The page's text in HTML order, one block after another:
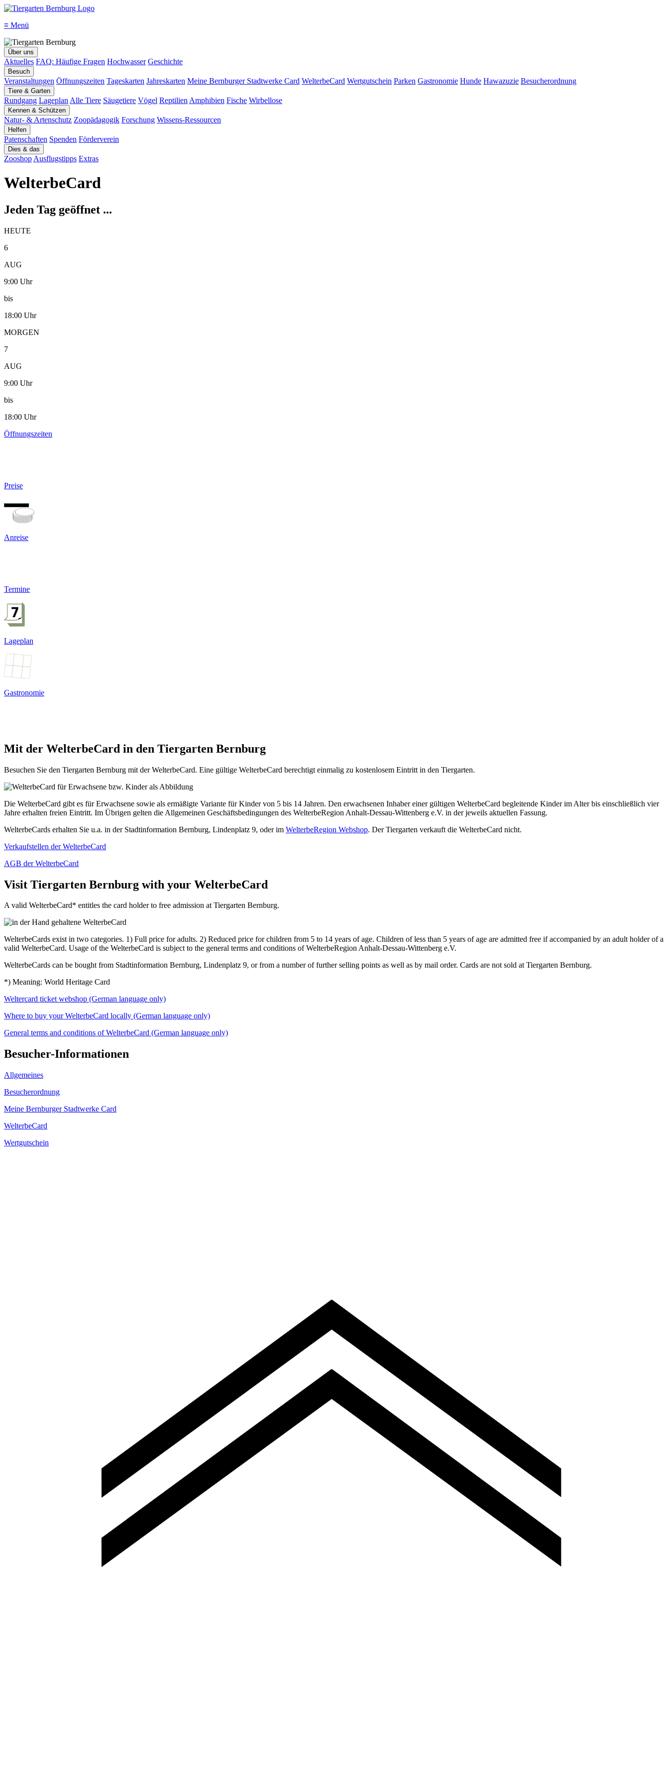
≡ Menü
Über uns
Aktuelles FAQ: Häufige Fragen Hochwasser Geschichte
Besuch
Veranstaltungen Öffnungszeiten Tageskarten Jahreskarten Meine Bernburger Stadtwerke Card WelterbeCard Wertgutschein Parken Gastronomie Hunde Hawazuzie Besucherordnung
Tiere & Garten
Rundgang Lageplan Alle Tiere Säugetiere Vögel Reptilien Amphibien Fische Wirbellose
Kennen & Schützen
Natur- & Artenschutz Zoopädagogik Forschung Wissens-Ressourcen
Helfen
Patenschaften Spenden Förderverein
Dies & das
Zooshop Ausflugstipps Extras
WelterbeCard
Jeden Tag geöffnet ...
HEUTE
6
AUG
9:00 Uhr
bis
18:00 Uhr
MORGEN
7
AUG
9:00 Uhr
bis
18:00 Uhr
Öffnungszeiten
Preise
Anreise
Termine
Lageplan
Gastronomie
Mit der WelterbeCard in den Tiergarten Bernburg
Besuchen Sie den Tiergarten Bernburg mit der WelterbeCard. Eine gültige WelterbeCard berechtigt einmalig zu kostenlosem Eintritt in den Tiergarten.
Die WelterbeCard gibt es für Erwachsene sowie als ermäßigte Variante für Kinder von 5 bis 14 Jahren. Den erwachsenen Inhaber einer gültigen WelterbeCard begleitende Kinder im Alter bis einschließlich vier
Jahre erhalten freien Eintritt. Im Übrigen gelten die Allgemeinen Geschäftsbedingungen des WelterbeRegion Anhalt-Dessau-Wittenberg e.V. in der jeweils aktuellen Fassung.
WelterbeCards erhalten Sie u.a. in der Stadtinformation Bernburg, Lindenplatz 9, oder im WelterbeRegion Webshop. Der Tiergarten verkauft die WelterbeCard nicht.
Verkaufstellen der WelterbeCard
AGB der WelterbeCard
Visit Tiergarten Bernburg with your WelterbeCard
A valid WelterbeCard* entitles the card holder to free admission at Tiergarten Bernburg.
WelterbeCards exist in two categories. 1) Full price for adults. 2) Reduced price for children from 5 to 14 years of age. Children of less than 5 years of age are admitted free if accompanied by an adult holder of a
valid WelterbeCard. Usage of the WelterbeCard is subject to the general terms and conditions of WelterbeRegion Anhalt-Dessau-Wittenberg e.V.
WelterbeCards can be bought from Stadtinformation Bernburg, Lindenplatz 9, or from a number of further selling points as well as by mail order. Cards are not sold at Tiergarten Bernburg.
*) Meaning: World Heritage Card
Weltercard ticket webshop (German language only)
Where to buy your WelterbeCard locally (German language only)
General terms and conditions of WelterbeCard (German language only)
Besucher-Informationen
Allgemeines
Besucherordnung
Meine Bernburger Stadtwerke Card
WelterbeCard
Wertgutschein